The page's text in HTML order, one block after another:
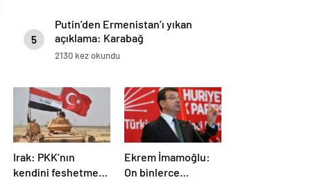
5
Putin’den Ermenistan’ı yıkan
açıklama: Karabağ
Azerbaycan’ın ayrılmaz bir
2130 kez okundu
Irak: PKK’nın
kendini feshetme
Ekrem İmamoğlu:
On binlerce